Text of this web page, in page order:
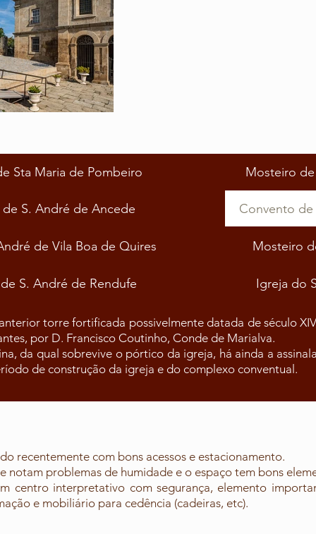
Sta Maria de Pombeiro
S. André de Ancede
de Vila Boa de Quires
S. André de Rendufe
Mosteiro
Convento
Mosteiro
Igreja do
torre fortificada possivelmente datada de século
por D. Francisco Coutinho, Conde de Marialva.
da qual sobrevive o pórtico da igreja, há ainda a
de construção da igreja e do complexo conventual.
recentemente com bons acessos e estacionamento.
notam problemas de humidade e o espaço tem bons
centro interpretativo com segurança, elemento
e mobiliário para cedência (cadeiras, etc).